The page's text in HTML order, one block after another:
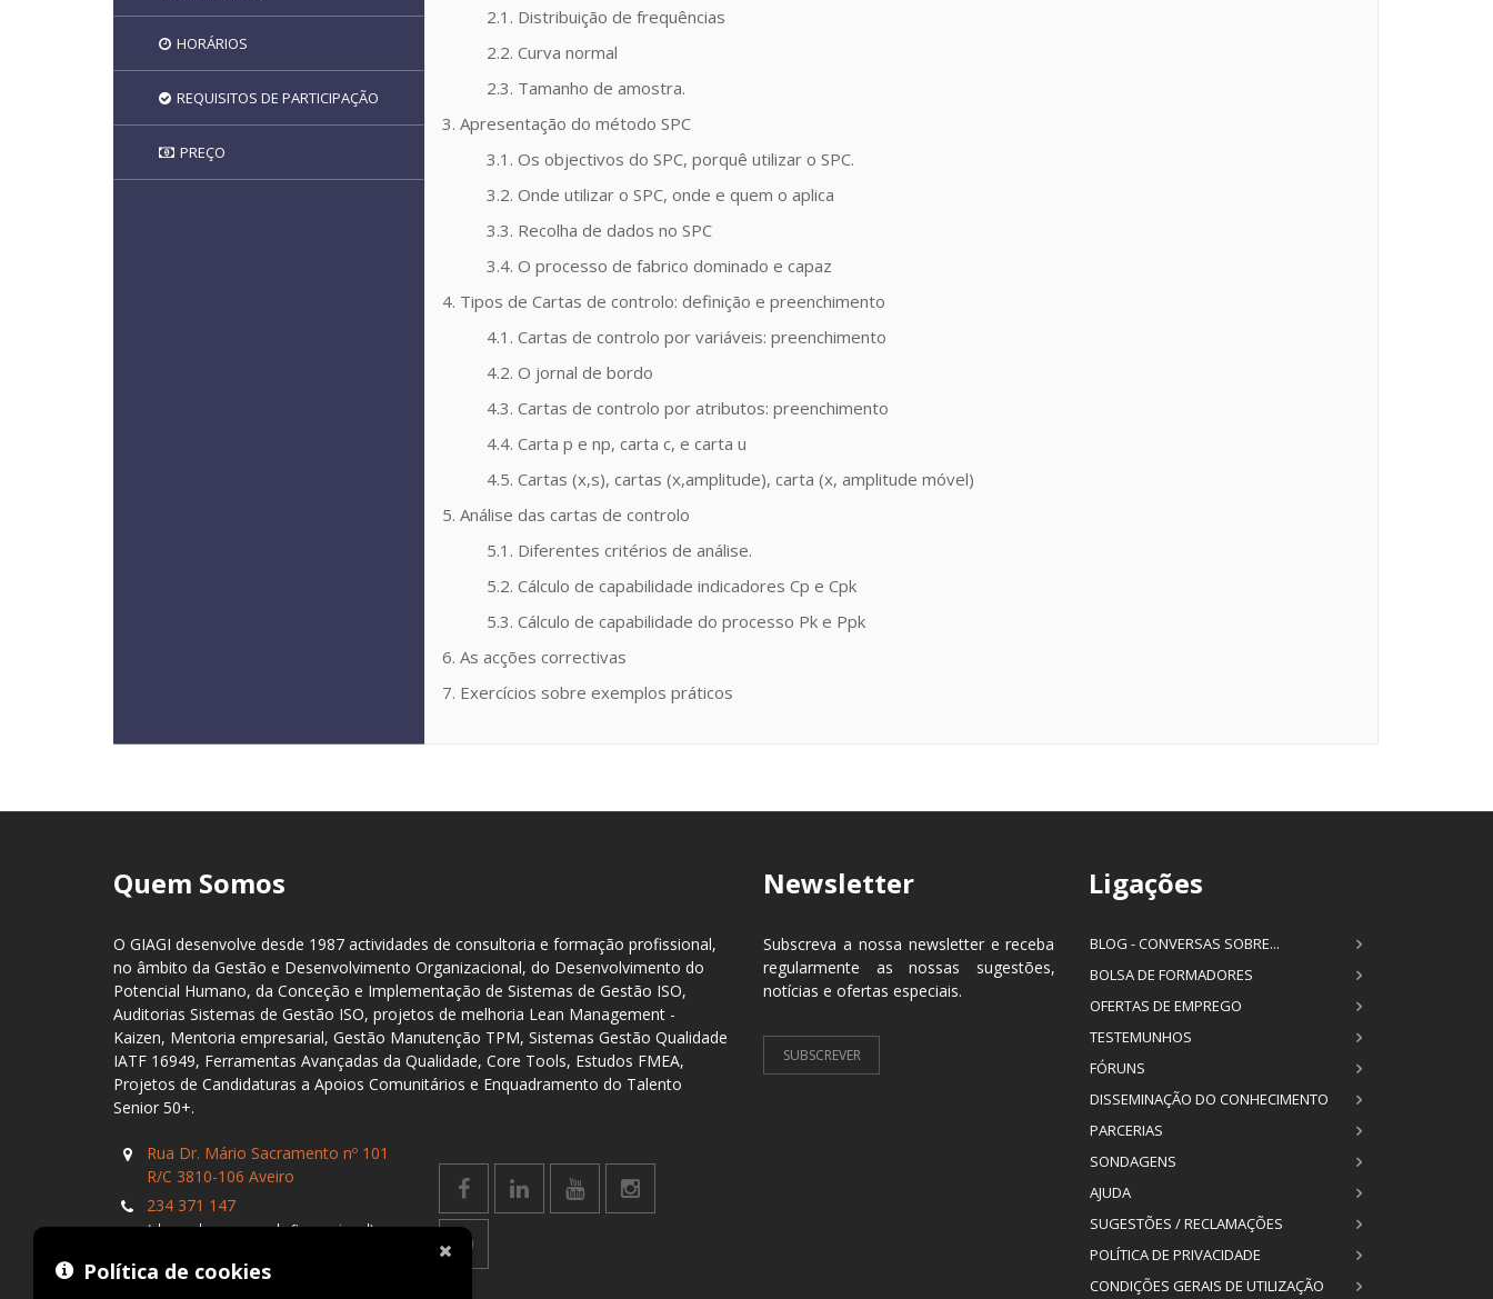
HORÁRIOS
REQUISITOS DE PARTICIPAÇÃO
PREÇO
2.1. Distribuição de frequências
2.2. Curva normal
2.3. Tamanho de amostra.
3. Apresentação do método SPC
3.1. Os objectivos do SPC, porquê utilizar o SPC.
3.2. Onde utilizar o SPC, onde e quem o aplica
3.3. Recolha de dados no SPC
3.4. O processo de fabrico dominado e capaz
4. Tipos de Cartas de controlo: definição e preenchimento
4.1. Cartas de controlo por variáveis: preenchimento
4.2. O jornal de bordo
4.3. Cartas de controlo por atributos: preenchimento
4.4. Carta p e np, carta c, e carta u
4.5. Cartas (x,s), cartas (x,amplitude), carta (x, amplitude móvel)
5. Análise das cartas de controlo
5.1. Diferentes critérios de análise.
5.2. Cálculo de capabilidade indicadores Cp e Cpk
5.3. Cálculo de capabilidade do processo Pk e Ppk
6. As acções correctivas
7. Exercícios sobre exemplos práticos
Quem Somos
O GIAGI desenvolve desde 1987 actividades de consultoria e formação profissional,
no âmbito da Gestão e Desenvolvimento Organizacional, do Desenvolvimento do
Potencial Humano, da Conceção e Implementação de Sistemas de Gestão ISO,
Auditorias Sistemas de Gestão ISO, projetos de melhoria Lean Management -
Kaizen, Mentoria empresarial, Gestão Manutenção TPM, Sistemas Gestão Qualidade
IATF 16949, Ferramentas Avançadas da Qualidade, Core Tools, Estudos FMEA,
Projetos de Candidaturas a Apoios Comunitários e Enquadramento do Talento
Senior 50+.
Rua Dr. Mário Sacramento nº 101
R/C 3810-106 Aveiro
234 371 147
(chamada para a rede fixa nacional)
Newsletter
Subscreva a nossa newsletter e receba
regularmente as nossas sugestões,
notícias e ofertas especiais.
SUBSCREVER
Ligações
BLOG - CONVERSAS SOBRE...
BOLSA DE FORMADORES
OFERTAS DE EMPREGO
TESTEMUNHOS
FÓRUNS
DISSEMINAÇÃO DO CONHECIMENTO
PARCERIAS
SONDAGENS
AJUDA
SUGESTÕES / RECLAMAÇÕES
POLÍTICA DE PRIVACIDADE
CONDIÇÕES GERAIS DE UTILIZAÇÃO
Política de cookies